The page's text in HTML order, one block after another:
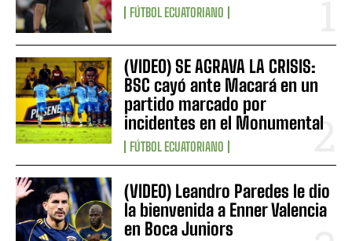
FÚTBOL ECUATORIANO
(VIDEO) SE AGRAVA LA CRISIS:
BSC cayó ante Macará en un
partido marcado por
incidentes en el Monumental
FÚTBOL ECUATORIANO
(VIDEO) Leandro Paredes le dio
la bienvenida a Enner Valencia
en Boca Juniors